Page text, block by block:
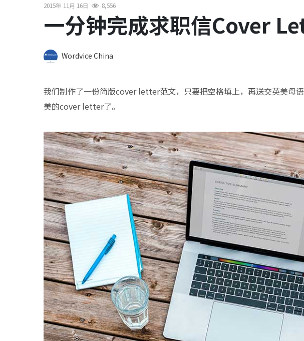
2015年 11月 16日 8,556
一分钟完成求职信Cover
Wordvice China
我们制作了一份简版cover letter范文，只要把空格填上，再送交英美母
美的cover letter了。